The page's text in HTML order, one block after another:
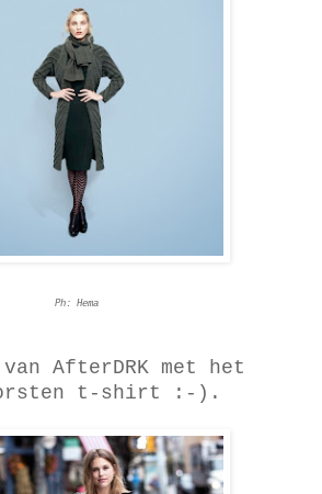
Ph: Hema
AfterDRK met het
t-shirt :-).